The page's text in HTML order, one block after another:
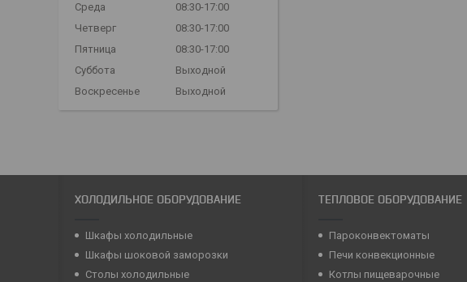
Среда
08:30-17:00
Четверг
08:30-17:00
Пятница
08:30-17:00
Суббота
Выходной
Воскресенье
Выходной
ХОЛОДИЛЬНОЕ ОБОРУДОВАНИЕ
Шкафы холодильные
Шкафы шоковой заморозки
Столы холодильные
ТЕПЛОВОЕ ОБОРУДОВАНИЕ
Пароконвектоматы
Печи конвекционные
Котлы пищеварочные